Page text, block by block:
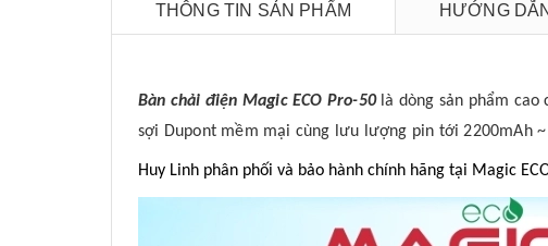
THÔNG TIN SẢN PHẨM HƯỚNG
Bàn chải điện Magic ECO Pro-50là dòng sản phẩm cao
sợi Dupont mềm mại cùng lưu lượng pin tới 2200mAh ~
Huy Linh phân phối và bảo hành chính hãng tại Magic